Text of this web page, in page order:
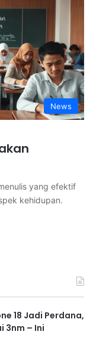
News
yang efektif
kehidupan.
18 Jadi Perdana,
3nm – Ini